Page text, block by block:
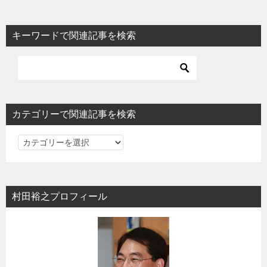
キーワードで関連記事を検索
カテゴリーで関連記事を検索
カ
リ
ー
村田裕之プロフィール